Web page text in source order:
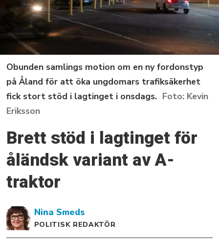
Obunden samlings motion om en ny fordonstyp
på Åland för att öka ungdomars trafiksäkerhet
fick stort stöd i lagtinget i onsdags.
Kevin
Eriksson
Brett stöd i lagtinget för
åländsk variant av A-
traktor
Nina Smeds
POLITISK REDAKTÖR